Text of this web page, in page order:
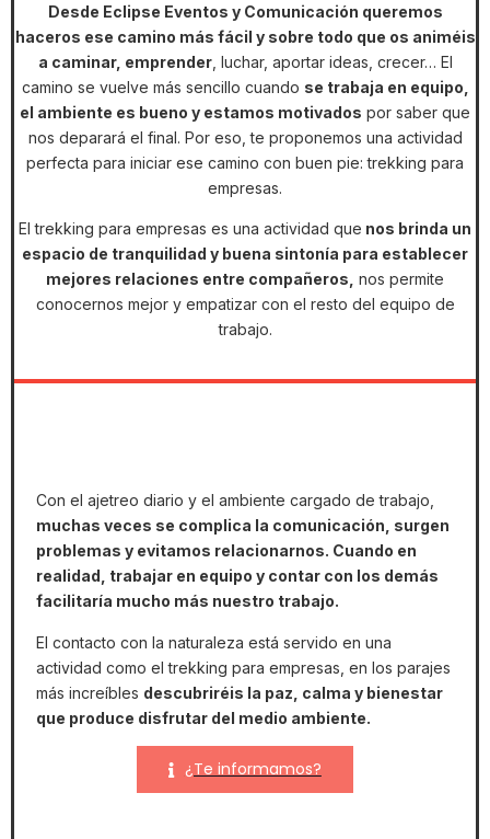
Desde Eclipse Eventos y Comunicación queremos
haceros ese camino más fácil y sobre todo que os animéis
a caminar, emprender, luchar, aportar ideas, crecer… El
camino se vuelve más sencillo cuando se trabaja en equipo,
el ambiente es bueno y estamos motivados por saber que
nos deparará el final. Por eso, te proponemos una actividad
perfecta para iniciar ese camino con buen pie: trekking para
empresas.
El trekking para empresas es una actividad que nos brinda un
espacio de tranquilidad y buena sintonía para establecer
mejores relaciones entre compañeros, nos permite
conocernos mejor y empatizar con el resto del equipo de
trabajo.
Con el ajetreo diario y el ambiente cargado de trabajo,
muchas veces se complica la comunicación, surgen
problemas y evitamos relacionarnos. Cuando en
realidad, trabajar en equipo y contar con los demás
facilitaría mucho más nuestro trabajo.
El contacto con la naturaleza está servido en una
actividad como el trekking para empresas, en los parajes
más increíbles descubriréis la paz, calma y bienestar
que produce disfrutar del medio ambiente.
¿Te informamos?